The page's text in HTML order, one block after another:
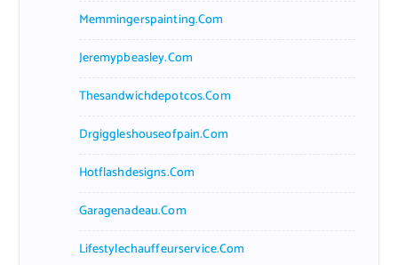
Memmingerspainting.com
Jeremypbeasley.com
Thesandwichdepotcos.com
Drgiggleshouseofpain.com
Hotflashdesigns.com
Garagenadeau.com
Lifestylechauffeurservice.com